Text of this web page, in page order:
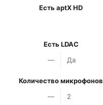
Есть aptX HD
Есть LDAC
—
Да
Количество микрофонов
—
2